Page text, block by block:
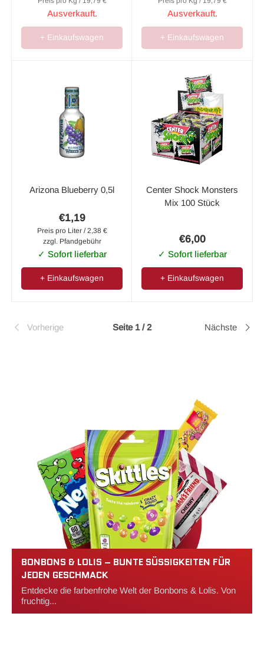
Ausverkauft.
+ Einkaufswagen
Ausverkauft.
+ Einkaufswagen
Arizona Blueberry 0,5l
€1,19
Preis pro Liter / 2,38 €
zzgl. Pfandgebühr
✓ Sofort lieferbar
+ Einkaufswagen
Center Shock Monsters
Mix 100 Stück
€6,00
✓ Sofort lieferbar
+ Einkaufswagen
Vorherige Seite 1 / 2 Nächste
BONBONS & LOLIS – BUNTE SÜSSIGKEITEN FÜR J
EDEN GESCHMACK
Entdecke die farbenfrohe Welt der Bonbons & Lolis. Von
fruchtig...